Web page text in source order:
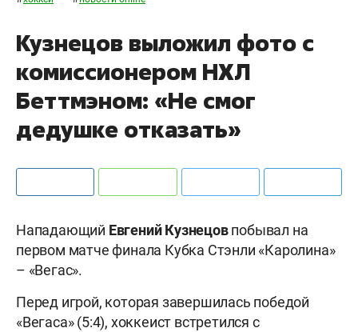
Кузнецов выложил фото с
комиссионером НХЛ
Беттмэном: «Не смог
дедушке отказать»
Нападающий Евгений Кузнецовпобывал на
первом матче финала Кубка Стэнли «Каролина»
– «Вегас».
Перед игрой, которая завершилась победой
«Вегаса» (5:4), хоккеист встретился с